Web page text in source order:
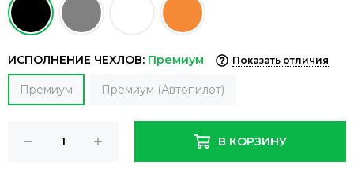
ИСПОЛНЕНИЕ ЧЕХЛОВ: Премиум Показать отличия
Премиум Премиум (Автопилот)
В КОРЗИНУ